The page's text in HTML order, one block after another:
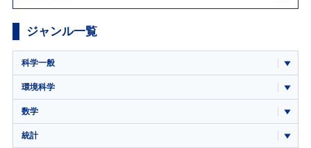
ジャンル一覧
科学一般
環境科学
数学
統計